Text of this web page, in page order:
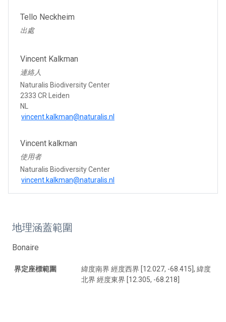
Tello Neckheim
出處
Vincent Kalkman
連絡人
Naturalis Biodiversity Center
2333 CR Leiden
NL
vincent.kalkman@naturalis.nl
Vincent kalkman
使用者
Naturalis Biodiversity Center
vincent.kalkman@naturalis.nl
地理涵蓋範圍
Bonaire
界定座標範圍
緯度南界 經度西界 [12.027, -68.415], 緯度
北界 經度東界 [12.305, -68.218]